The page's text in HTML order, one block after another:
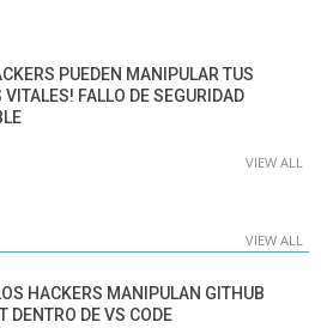
PUEDEN MANIPULAR TUS
FALLO DE SEGURIDAD
VIEW ALL
VIEW ALL
HACKERS MANIPULAN GITHUB
DENTRO DE VS CODE